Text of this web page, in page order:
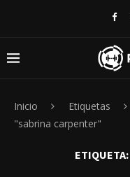
Inicio Etiquetas
"sabrina carpenter"
ETIQUETA: